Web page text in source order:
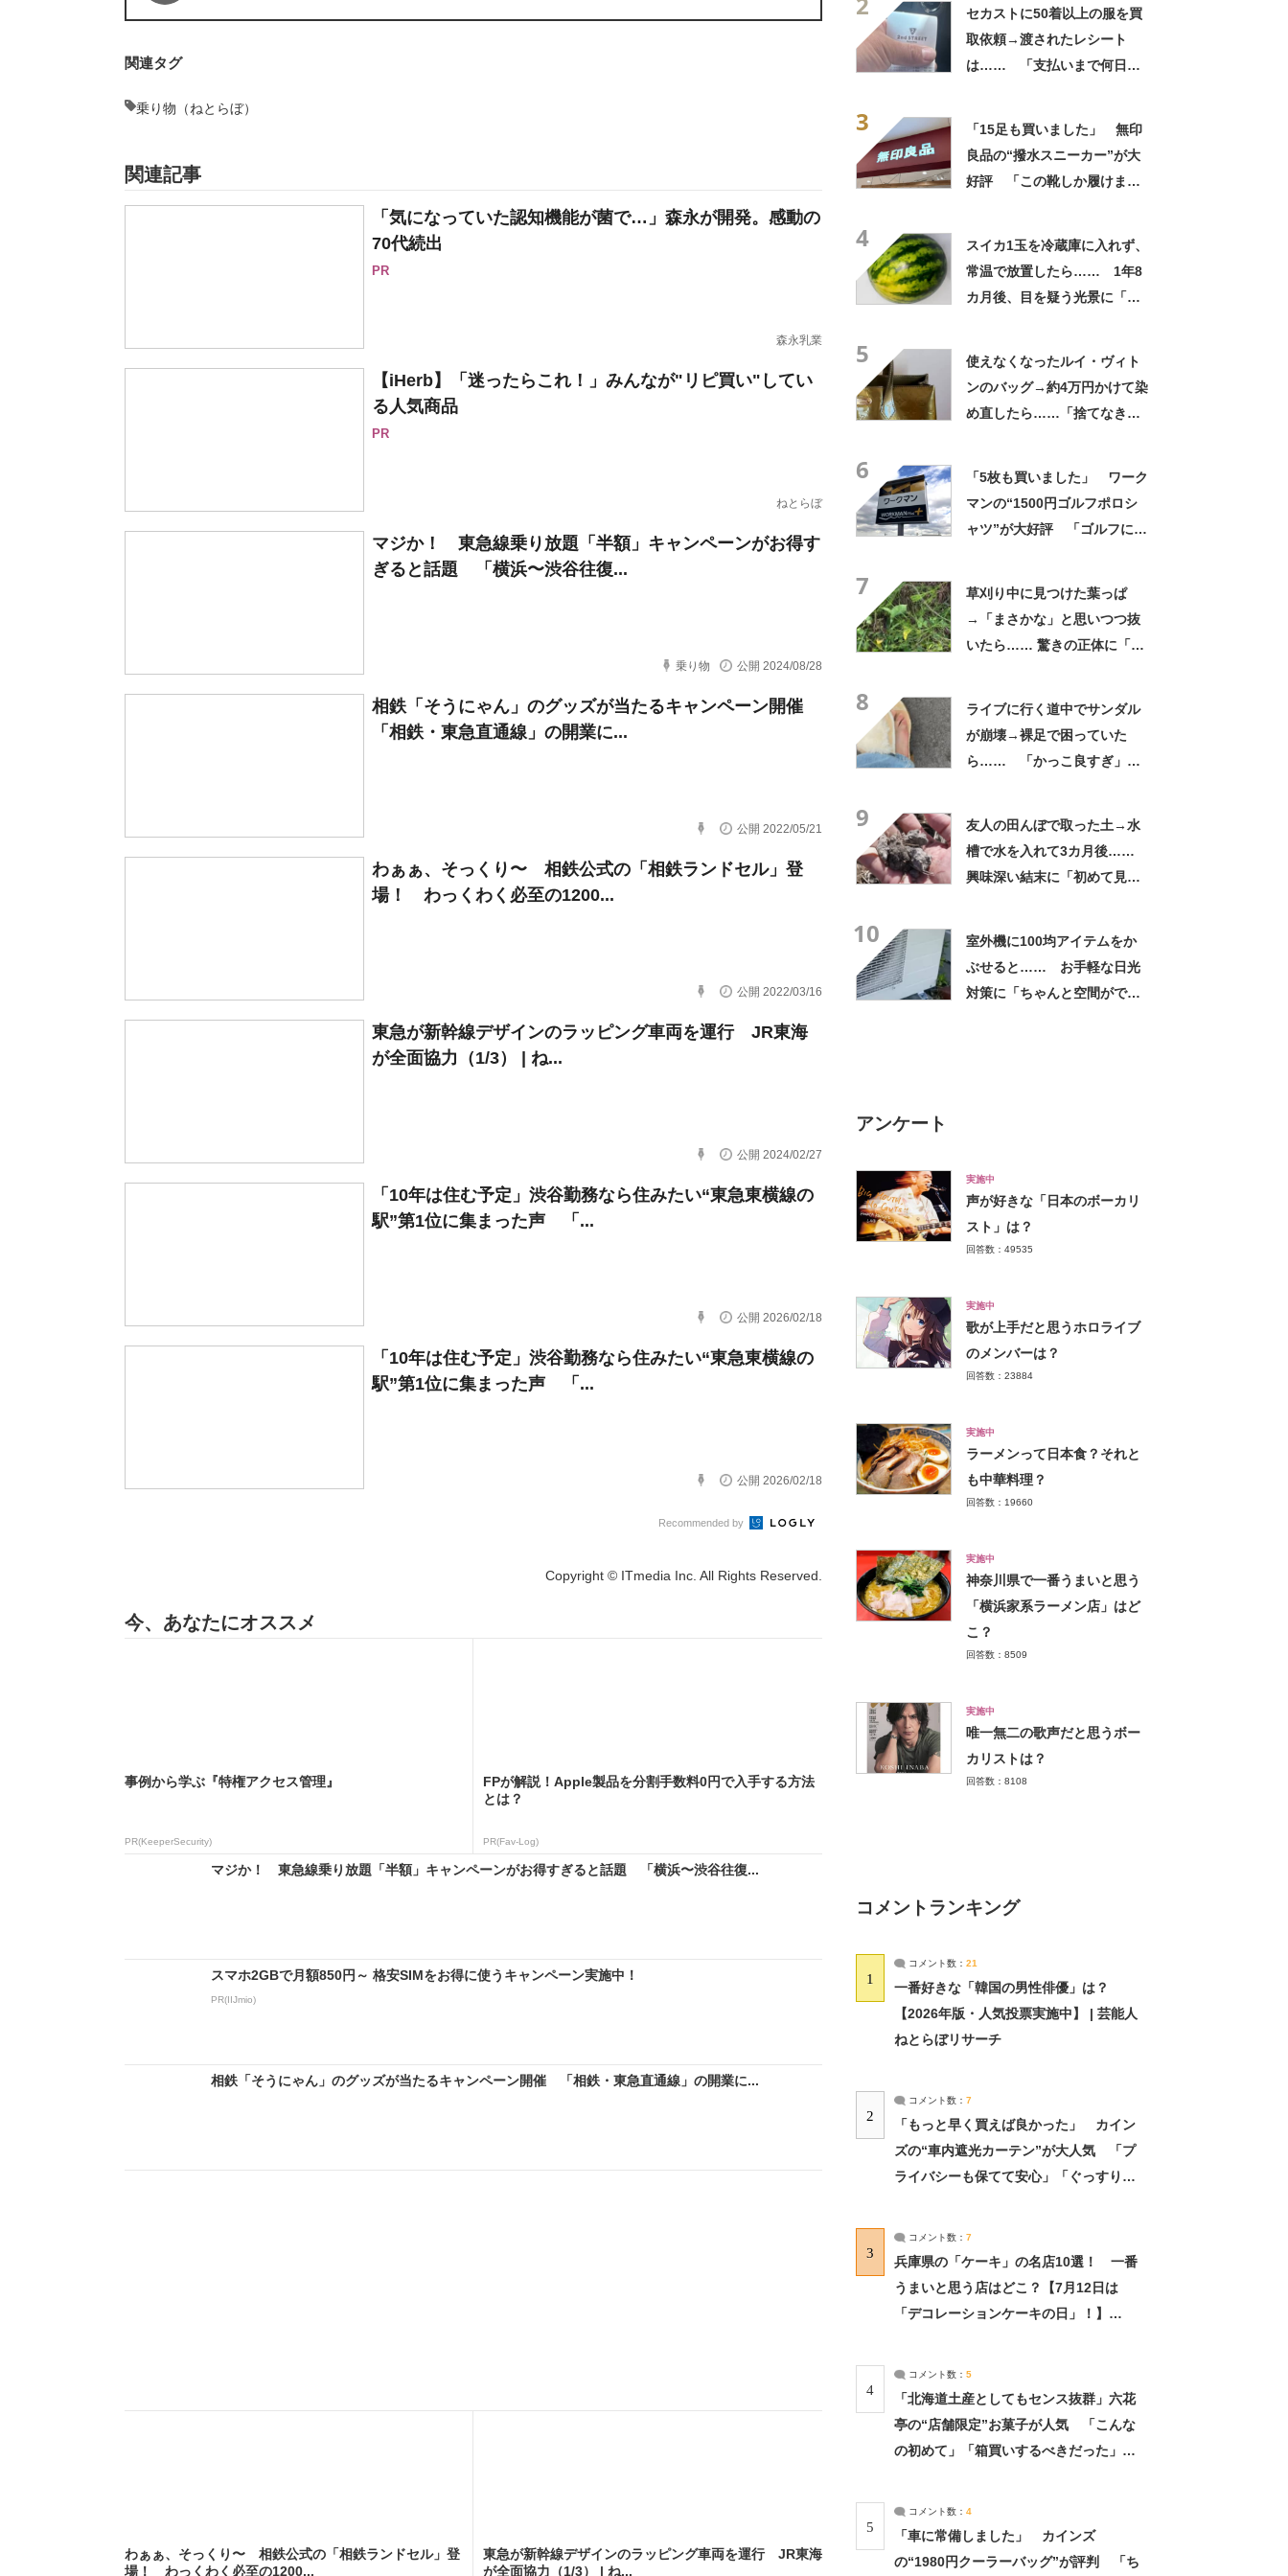
関連タグ
乗り物（ねとらぼ）
関連記事
「気になっていた認知機能が菌で…」森永が開発。感動の
70代続出
PR
森永乳業
【iHerb】「迷ったらこれ！」みんなが"リピ買い"してい
る人気商品
PR
ねとらぼ
マジか！ 東急線乗り放題「半額」キャンペーンがお得す
ぎると話題 「横浜〜渋谷往復...
乗り物 公開 2024/08/28
相鉄「そうにゃん」のグッズが当たるキャンペーン開催
「相鉄・東急直通線」の開業に...
公開 2022/05/21
わぁぁ、そっくり〜 相鉄公式の「相鉄ランドセル」登
場！ わっくわく必至の1200...
公開 2022/03/16
東急が新幹線デザインのラッピング車両を運行 JR東海
が全面協力（1/3） | ね...
公開 2024/02/27
「10年は住む予定」渋谷勤務なら住みたい“東急東横線の
駅”第1位に集まった声 「...
公開 2026/02/18
「10年は住む予定」渋谷勤務なら住みたい“東急東横線の
駅”第1位に集まった声 「...
公開 2026/02/18
Recommended by
Copyright © ITmedia Inc. All Rights Reserved.
今、あなたにオススメ
事例から学ぶ『特権アクセス管理』
PR(KeeperSecurity)
FPが解説！Apple製品を分割手数料0円で入手する方法
とは？
PR(Fav-Log)
マジか！ 東急線乗り放題「半額」キャンペーンがお得すぎると話題 「横浜〜渋谷往復...
スマホ2GBで月額850円～ 格安SIMをお得に使うキャンペーン実施中！
PR(IIJmio)
相鉄「そうにゃん」のグッズが当たるキャンペーン開催 「相鉄・東急直通線」の開業に...
わぁぁ、そっくり〜 相鉄公式の「相鉄ランドセル」登
場！ わっくわく必至の1200...
東急が新幹線デザインのラッピング車両を運行 JR東海
が全面協力（1/3） | ね...
セカストに50着以上の服を買
取依頼→渡されたレシート
は…… 「支払いまで何日か
3
「15足も買いました」 無印
良品の“撥水スニーカー”が大
好評 「この靴しか履けませ
4
スイカ1玉を冷蔵庫に入れず、
常温で放置したら…… 1年8
カ月後、目を疑う光景に「ヤ
5
使えなくなったルイ・ヴィト
ンのバッグ→約4万円かけて染
め直したら……「捨てなきゃ
6
「5枚も買いました」 ワーク
マンの“1500円ゴルフポロシ
ャツ”が大好評 「ゴルフにも
7
草刈り中に見つけた葉っぱ
→「まさかな」と思いつつ抜
いたら…… 驚きの正体に「お
8
ライブに行く道中でサンダル
が崩壊→裸足で困っていた
ら…… 「かっこ良すぎ」ま
9
友人の田んぼで取った土→水
槽で水を入れて3カ月後……
興味深い結末に「初めて見
10
室外機に100均アイテムをか
ぶせると…… お手軽な日光
対策に「ちゃんと空間ができ
アンケート
実施中
声が好きな「日本のボーカリ
スト」は？
回答数：49535
実施中
歌が上手だと思うホロライブ
のメンバーは？
回答数：23884
実施中
ラーメンって日本食？それと
も中華料理？
回答数：19660
実施中
神奈川県で一番うまいと思う
「横浜家系ラーメン店」はど
こ？
回答数：8509
実施中
唯一無二の歌声だと思うボー
カリストは？
回答数：8108
コメントランキング
1
コメント数： 21
一番好きな「韓国の男性俳優」は？
【2026年版・人気投票実施中】 | 芸能人
ねとらぼリサーチ
2
コメント数： 7
「もっと早く買えば良かった」 カイン
ズの“車内遮光カーテン”が大人気 「プ
ライバシーも保てて安心」「ぐっすり眠
3
コメント数： 7
兵庫県の「ケーキ」の名店10選！ 一番
うまいと思う店はどこ？【7月12日は
「デコレーションケーキの日」！】
4
コメント数： 5
「北海道土産としてもセンス抜群」六花
亭の“店舗限定”お菓子が人気 「こんな
の初めて」「箱買いするべきだった」
5
コメント数： 4
「車に常備しました」 カインズ
の“1980円クーラーバッグ”が評判 「ち